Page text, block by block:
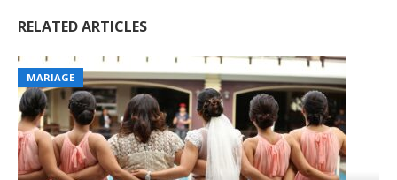
RELATED ARTICLES
MARIAGE